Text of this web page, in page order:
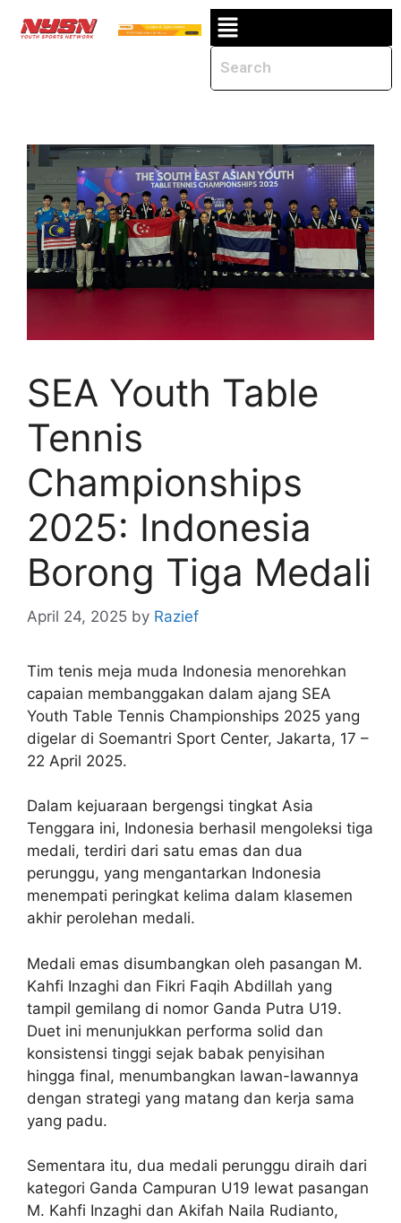
SEA Youth Table
Tennis
Championships
2025: Indonesia
Borong Tiga Medali
April 24, 2025 by Razief
Tim tenis meja muda Indonesia menorehkan
capaian membanggakan dalam ajang SEA
Youth Table Tennis Championships 2025 yang
digelar di Soemantri Sport Center, Jakarta, 17 –
22 April 2025.
Dalam kejuaraan bergengsi tingkat Asia
Tenggara ini, Indonesia berhasil mengoleksi tiga
medali, terdiri dari satu emas dan dua
perunggu, yang mengantarkan Indonesia
menempati peringkat kelima dalam klasemen
akhir perolehan medali.
Medali emas disumbangkan oleh pasangan M.
Kahfi Inzaghi dan Fikri Faqih Abdillah yang
tampil gemilang di nomor Ganda Putra U19.
Duet ini menunjukkan performa solid dan
konsistensi tinggi sejak babak penyisihan
hingga final, menumbangkan lawan-lawannya
dengan strategi yang matang dan kerja sama
yang padu.
Sementara itu, dua medali perunggu diraih dari
kategori Ganda Campuran U19 lewat pasangan
M. Kahfi Inzaghi dan Akifah Naila Rudianto,